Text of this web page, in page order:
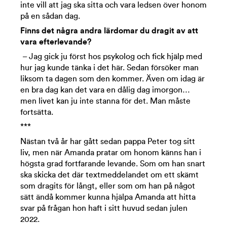
inte vill att jag ska sitta och vara ledsen över honom
på en sådan dag.
Finns det några andra lärdomar du dragit av att
vara efterlevande?
– Jag gick ju först hos psykolog och fick hjälp med
hur jag kunde tänka i det här. Sedan försöker man
liksom ta dagen som den kommer. Även om idag är
en bra dag kan det vara en dålig dag imorgon…
men livet kan ju inte stanna för det. Man måste
fortsätta.
***
Nästan två år har gått sedan pappa Peter tog sitt
liv, men när Amanda pratar om honom känns han i
högsta grad fortfarande levande. Som om han snart
ska skicka det där textmeddelandet om ett skämt
som dragits för långt, eller som om han på något
sätt ändå kommer kunna hjälpa Amanda att hitta
svar på frågan hon haft i sitt huvud sedan julen
2022.